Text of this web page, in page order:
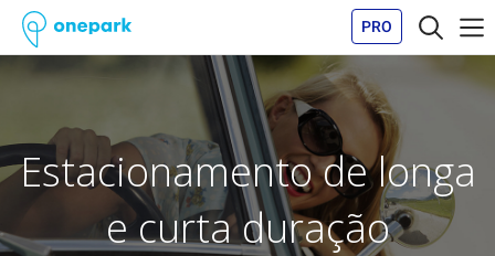
PRO
Estacionamento de longa
e curta duração